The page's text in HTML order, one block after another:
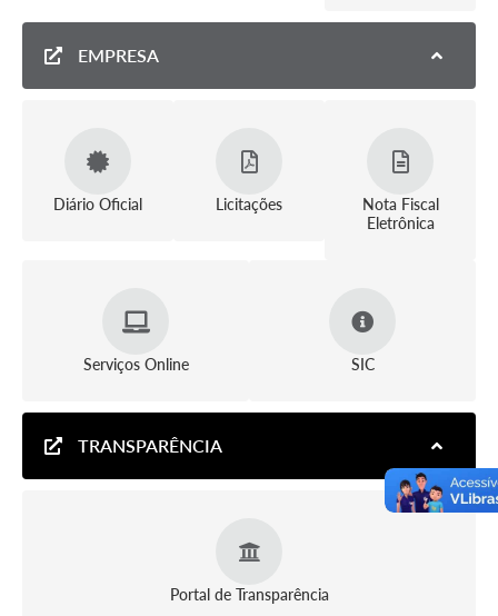
EMPRESA
Diário Oficial Licitações
Nota Fiscal
Eletrônica
Serviços Online SIC
TRANSPARÊNCIA
Portal de Transparência